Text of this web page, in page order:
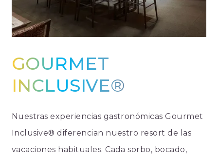
GOURMET
INCLUSIVE®
Nuestras experiencias gastronómicas Gourmet
Inclusive® diferencian nuestro resort de las
vacaciones habituales. Cada sorbo, bocado,